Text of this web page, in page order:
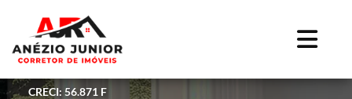
CRECI: 56.871 F